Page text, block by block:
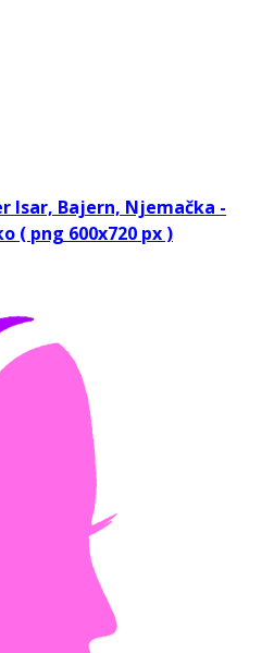
Isar, Bajern, Njemačka -
( png 600x720 px )